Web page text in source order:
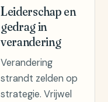
Leiderschap en
gedrag in
verandering
Verandering
strandt zelden op
strategie. Vrijwel